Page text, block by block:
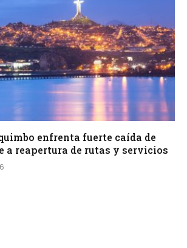
enfrenta fuerte caída de
a reapertura de rutas y servicios